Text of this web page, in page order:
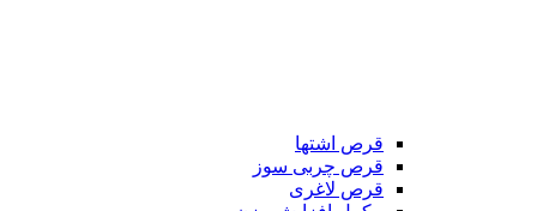
قرص اشتها
قرص چربی سوز
قرص لاغری